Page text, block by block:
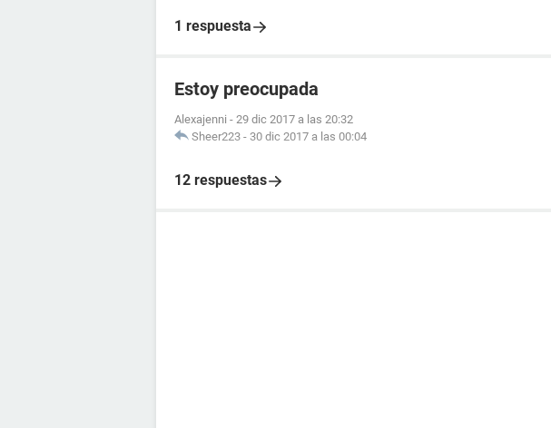
1 respuesta
Estoy preocupada
Alexajenni - 29 dic 2017 a las 20:32
Sheer223 - 30 dic 2017 a las 00:04
12 respuestas